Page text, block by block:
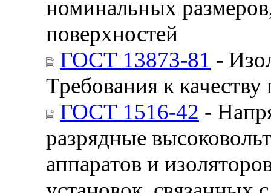
номинальных
поверхностей
ГОСТ 13873-81 -
Требования к
ГОСТ 1516-42 -
разрядные
аппаратов и